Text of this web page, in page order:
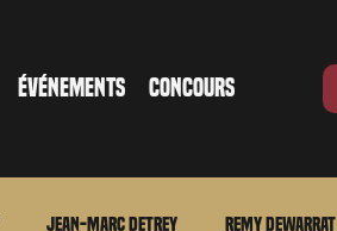
ÉVÉNEMENTS CONCOURS
Jean-Marc Detrey Remy Dewarrat